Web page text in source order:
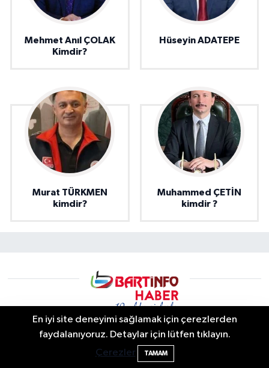
Mehmet Anıl ÇOLAK
Kimdir?
Hüseyin ADATEPE
Murat TÜRKMEN
kimdir?
Muhammed ÇETİN
kimdir ?
Bartın info | Bartın Son Dakika Haberleri ve Şehir Rehberi
En iyi site deneyimi sağlamak için çerezlerden
faydalanıyoruz. Detaylar için lütfen tıklayın.
Çerezler
TAMAM
Bartın'da Şafak Operasyonu: 5 Gözaltı, 4
Şüpheli Aranıyor